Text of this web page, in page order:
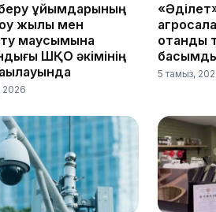
беру ұйымдарының
жылы мен
маусымына
ШҚО әкімінің
2026
отандық
5 тамыз,